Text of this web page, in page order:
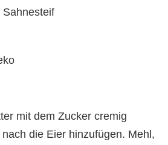
Sahnesteif
mit dem Zucker cremig
die Eier hinzufügen. Mehl,